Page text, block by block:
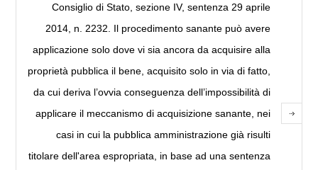
Consiglio di Stato, sezione IV, sentenza 29 aprile
2014, n. 2232. Il procedimento sanante può avere
applicazione solo dove vi sia ancora da acquisire alla
proprietà pubblica il bene, acquisito solo in via di fatto,
da cui deriva l’ovvia conseguenza dell’impossibilità di
applicare il meccanismo di acquisizione sanante, nei
casi in cui la pubblica amministrazione già risulti
titolare dell'area espropriata, in base ad una sentenza